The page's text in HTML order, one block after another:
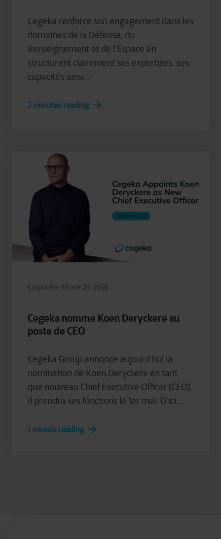
Cegeka renforce son engagement dans les
domaines de la Défense, du
Renseignement et de l’Espace en
structurant clairement ses expertises, ses
capacités ainsi...
2 minutes reading
Corporate février 23, 2026
Cegeka nomme Koen Deryckere au
poste de CEO
Cegeka Group annonce aujourd’hui la
nomination de Koen Deryckere en tant
que nouveau Chief Executive Officer (CEO).
Il prendra ses fonctions le 1er mai. D’ici...
1 minute reading